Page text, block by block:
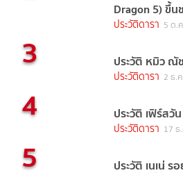
Dragon 5) ขึ้
ประวัติดารา 5 ต.
3 ประวัติ หมิว ณั
ประวัติดารา 2 ธ.
4 ประวัติ เฟิร์สวั
ประวัติดารา 17 ธ
5 ประวัติ เนเน่